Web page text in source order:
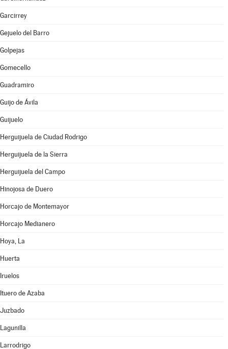
Garcirrey
Gejuelo del Barro
Golpejas
Gomecello
Guadramiro
Guijo de Ávila
Guijuelo
Herguijuela de Ciudad Rodrigo
Herguijuela de la Sierra
Herguijuela del Campo
Hinojosa de Duero
Horcajo de Montemayor
Horcajo Medianero
Hoya, La
Huerta
Iruelos
Ituero de Azaba
Juzbado
Lagunilla
Larrodrigo